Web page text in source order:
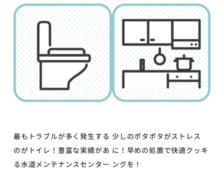
最もトラブルが多く発生する
のがトイレ！豊富な実績があ
る水道メンテナンスセンター
少しのポタポタがストレス
に！早めの処置で快適クッキ
ングを！